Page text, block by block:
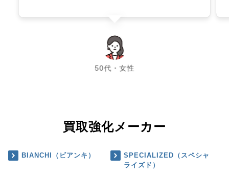
50代・女性
chevron_left chevron_right
買取強化メーカー
BIANCHI（ビアンキ）
SPECIALIZED（スペシャ
ライズド）